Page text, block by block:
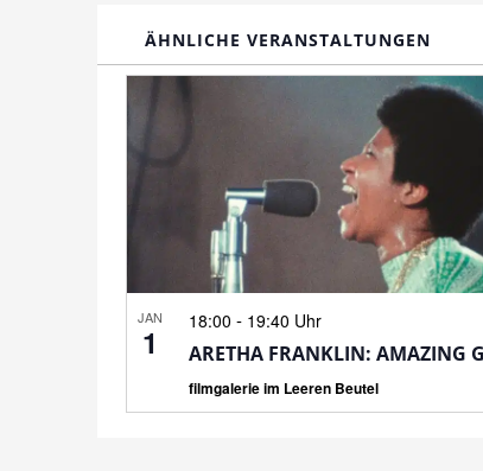
ÄHNLICHE VERANSTALTUNGEN
JAN
1
18:00 - 19:40 Uhr
ARETHA FRANKLIN: AMAZING
filmgalerie im Leeren Beutel